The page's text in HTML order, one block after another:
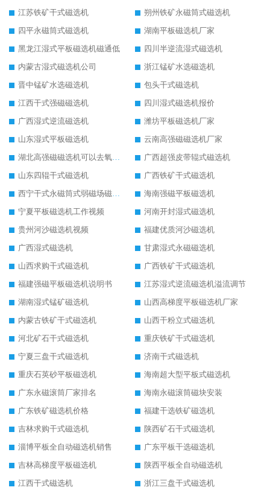
江苏铁矿干式磁选机
朔州铁矿永磁筒式磁选机
四平永磁筒式磁选机
湖南平板磁选机厂家
黑龙江湿式平板磁选机磁通低
四川半逆流湿式磁选机
内蒙古湿式磁选机公司
浙江锰矿水选磁选机
晋中锰矿水选磁选机
包头干式磁选机
江西干式强磁磁选机
四川湿式磁选机报价
广西湿式逆流磁选机
潍坊平板磁选机厂家
山东湿式平板磁选机
云南高强磁磁选机厂家
湖北高强磁磁选机可以去氧化铝
广西超强皮带辊式磁选机
山东四辊干式磁选机
广西铁矿干式磁选机
西宁干式永磁筒式弱磁场磁选机结构图
海南强磁平板磁选机
宁夏平板磁选机工作视频
河南开封湿式磁选机
贵州河沙磁选机视频
福建优质河沙磁选机
广西湿式磁选机
甘肃湿式永磁磁选机
山西求购干式磁选机
广西铁矿干式磁选机
福建强磁平板磁选机说明书
江苏湿式逆流磁选机溢流调节
湖南湿式锰矿磁选机
山西高梯度平板磁选机厂家
内蒙古铁矿干式磁选机
山西干粉立式磁选机
河北矿石干式磁选机
重庆铁矿干式磁选机
宁夏三盘干式磁选机
济南干式磁选机
重庆石英砂平板磁选机
海南超大型平板式磁选机
广东永磁滚筒厂家排名
海南永磁滚筒磁块安装
广东铁矿磁选机价格
福建干选铁矿磁选机
吉林求购干式磁选机
陕西矿石干式磁选机
淄博平板全自动磁选机销售
广东平板干选磁选机
吉林高梯度平板磁选机
陕西平板全自动磁选机
江西干式磁选机
浙江三盘干式磁选机